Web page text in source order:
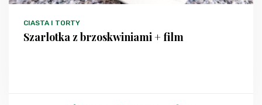
CIASTA I TORTY
Szarlotka z brzoskwiniami + film